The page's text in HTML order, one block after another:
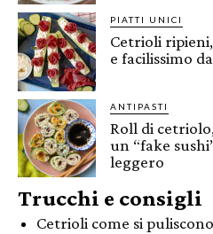
PIATTI UNICI
Cetrioli
e facilissimo
ANTIPASTI
Roll di
un “fake
leggero
Trucchi e consigli
Cetrioli come si